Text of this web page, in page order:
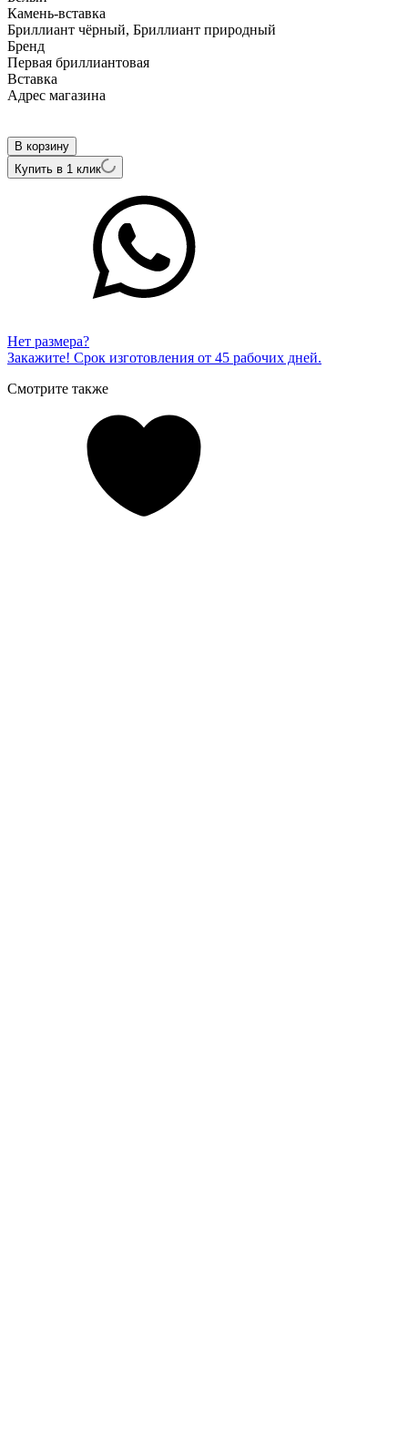
Камень-вставка
Бриллиант чёрный, Бриллиант природный
Бренд
Первая бриллиантовая
Вcтавка
Адрес магазина
В корзину
Купить в 1 клик
Нет размера?
Закажите! Срок изготовления от 45 рабочих дней.
Смотрите также